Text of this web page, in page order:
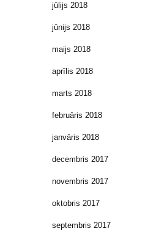
jūlijs 2018
jūnijs 2018
maijs 2018
aprīlis 2018
marts 2018
februāris 2018
janvāris 2018
decembris 2017
novembris 2017
oktobris 2017
septembris 2017